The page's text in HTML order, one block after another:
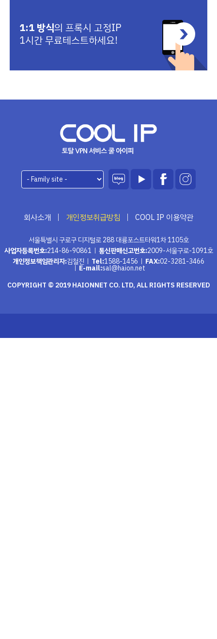
1:1 방식의 프록시 고정IP
1시간 무료테스트하세요!
회사소개 개인정보취급방침 COOL IP 이용약관
서울특별시 구로구 디지털로 288 대륭포스트타워1차 1105호
사업자등록번호:214-86-90861 통신판매신고번호:2009-서울구로-1091호
개인정보책임관리자:김철진 Tel:1588-1456 FAX:02-3281-3466
E-mail:sal@haion.net
COPYRIGHT © 2019 HAIONNET CO. LTD, ALL RIGHTS RESERVED